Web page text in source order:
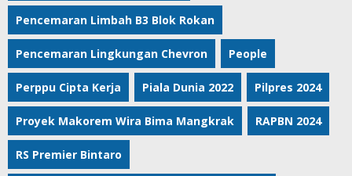
Pencemaran Limbah B3 Blok Rokan
Pencemaran Lingkungan Chevron People
Perppu Cipta Kerja Piala Dunia 2022 Pilpres 2024
Proyek Makorem Wira Bima Mangkrak RAPBN 2024
RS Premier Bintaro